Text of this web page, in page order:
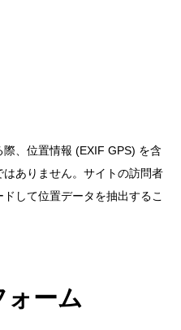
、位置情報 (EXIF GPS) を含
ありません。サイトの訪問者
して位置データを抽出するこ
ォーム